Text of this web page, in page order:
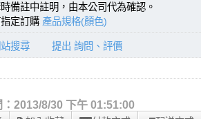
備註中註明，由本公司代為確認。
定訂購 產品規格(顏色)
搜尋 提出 詢問、評價
：2013/8/30 下午 01:51:00